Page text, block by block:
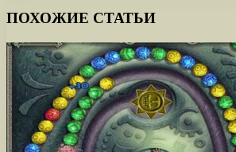
ПОХОЖИЕ СТАТЬИ